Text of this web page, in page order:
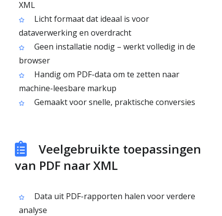
XML
Licht formaat dat ideaal is voor
dataverwerking en overdracht
Geen installatie nodig – werkt volledig in de
browser
Handig om PDF-data om te zetten naar
machine-leesbare markup
Gemaakt voor snelle, praktische conversies
Veelgebruikte toepassingen
van PDF naar XML
Data uit PDF-rapporten halen voor verdere
analyse